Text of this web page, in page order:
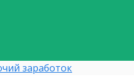
заработок